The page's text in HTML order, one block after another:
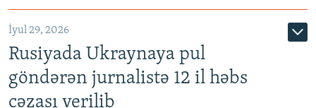
İyul 29, 2026
Rusiyada Ukraynaya pul
göndərən jurnalistə 12 il həbs
cəzası verilib